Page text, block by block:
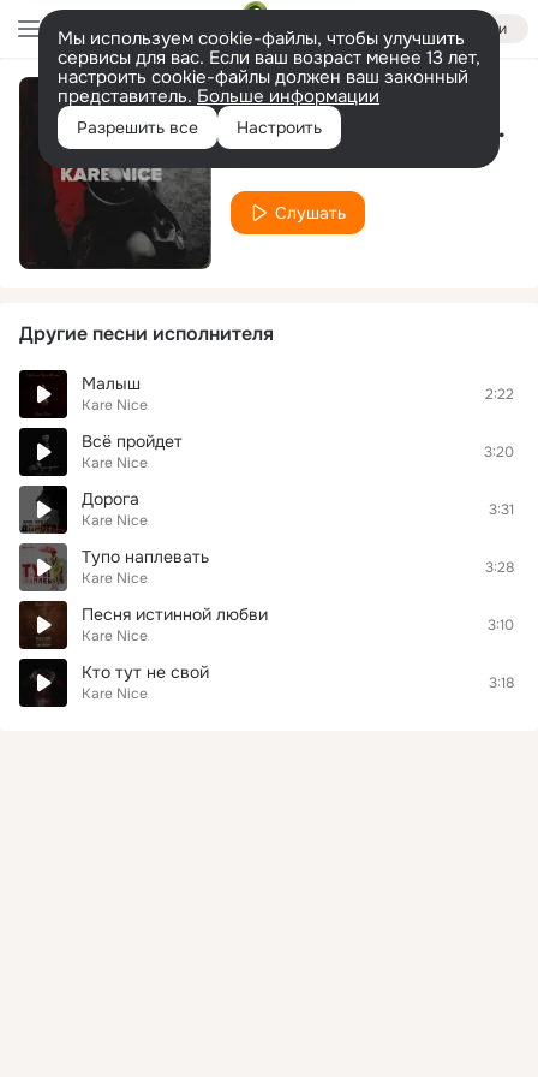
Войти
Мы используем cookie-файлы, чтобы улучшить
сервисы для вас. Если ваш возраст менее 13 лет,
настроить cookie-файлы должен ваш законный
представитель. Больше информации
Разрешить все Настроить В глубине твоих глаз
Слушать
Другие песни исполнителя
Малыш
Kare Nice
2:22
Всё пройдет
Kare Nice
3:20
Дорога
Kare Nice
3:31
Тупо наплевать
Kare Nice
3:28
Песня истинной любви
Kare Nice
3:10
Кто тут не свой
Kare Nice
3:18